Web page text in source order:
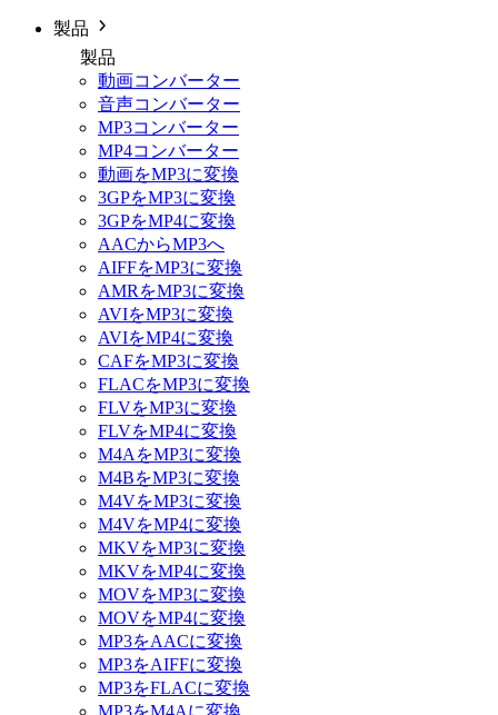
製品
製品
動画コンバーター
音声コンバーター
MP3コンバーター
MP4コンバーター
動画をMP3に変換
3GPをMP3に変換
3GPをMP4に変換
AACからMP3へ
AIFFをMP3に変換
AMRをMP3に変換
AVIをMP3に変換
AVIをMP4に変換
CAFをMP3に変換
FLACをMP3に変換
FLVをMP3に変換
FLVをMP4に変換
M4AをMP3に変換
M4BをMP3に変換
M4VをMP3に変換
M4VをMP4に変換
MKVをMP3に変換
MKVをMP4に変換
MOVをMP3に変換
MOVをMP4に変換
MP3をAACに変換
MP3をAIFFに変換
MP3をFLACに変換
MP3をM4Aに変換